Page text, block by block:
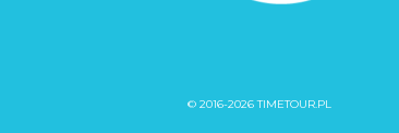
© 2016-2026 TIMETOUR.PL